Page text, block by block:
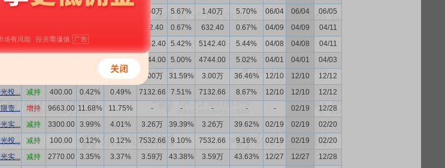
1.40万 5.67% 1.40万 5.70% 06/04 06/04
06/05
632.40 0.67% 632.40 0.67% 04/09 04/09
04/11
有... 减持 230.00 0.24% 5142.40 5.42% 5142.40 5.44% 04/08 04/08
04/11
0.15% 4744.00 5.00% 4744.00 5.02% 04/01 04/01
04/03
2.74% 3.00万 31.59% 3.00万 36.46% 12/10 12/10
12/12
投... 减持 400.00 0.42% 0.49% 7132.66 7.51% 7132.66 8.67% 12/10 12/10
12/12
责... 增持 9663.00 11.68% 11.75% - - - - - 02/19
12/28
实... 减持 3300.00 3.99% 4.01% 3.26万 39.39% 3.26万 39.62% 02/19 02/19
02/20
投... 减持 100.00 0.12% 0.12% 7532.66 9.10% 7532.66 9.16% 02/19 02/19
02/20
实... 减持 2770.00 3.35% 3.37% 3.59万 43.38% 3.59万 43.63% 12/27 12/27
12/28